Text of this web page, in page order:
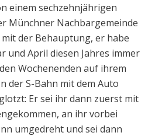
einem sechzehnjährigen
Münchner Nachbargemeinde
der Behauptung, er habe
und April diesen Jahres immer
Wochenenden auf ihrem
der S-Bahn mit dem Auto
Er sei ihr dann zuerst mit
an ihr vorbei
umgedreht und sei dann